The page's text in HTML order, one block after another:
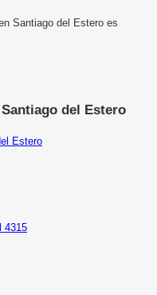
Santiago del Estero es
del Estero
Estero
4315